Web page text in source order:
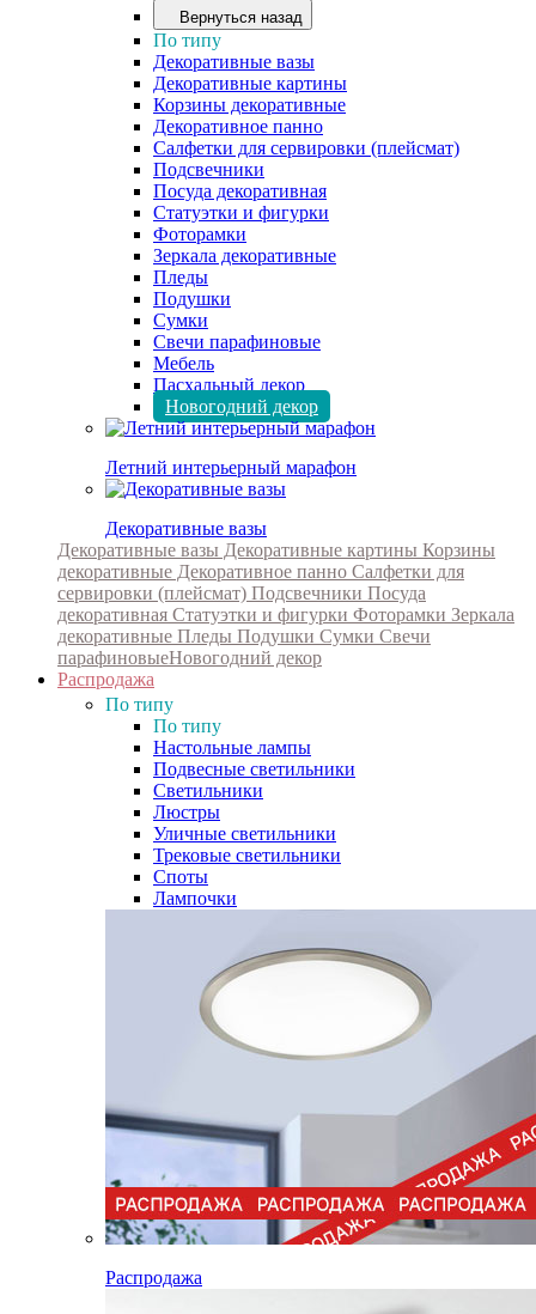
Вернуться назад
По типу
Декоративные вазы
Декоративные картины
Корзины декоративные
Декоративное панно
Салфетки для сервировки (плейсмат)
Подсвечники
Посуда декоративная
Статуэтки и фигурки
Фоторамки
Зеркала декоративные
Пледы
Подушки
Сумки
Свечи парафиновые
Мебель
Пасхальный декор
Новогодний декор
Летний интерьерный марафон
Декоративные вазы
Декоративные вазы Декоративные картины Корзины
декоративные Декоративное панно Салфетки для
сервировки (плейсмат) Подсвечники Посуда
декоративная Статуэтки и фигурки Фоторамки Зеркала
декоративные Пледы Подушки Сумки Свечи
парафиновыеНовогодний декор
Распродажа
По типу
По типу
Настольные лампы
Подвесные светильники
Светильники
Люстры
Уличные светильники
Трековые светильники
Споты
Лампочки
Распродажа